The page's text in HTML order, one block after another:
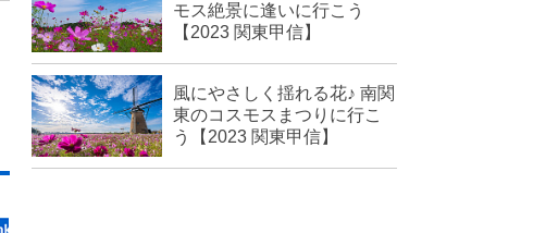
モス絶景に逢いに行こう
【2023 関東甲信】
風にやさしく揺れる花♪ 南関
東のコスモスまつりに行こ
う【2023 関東甲信】